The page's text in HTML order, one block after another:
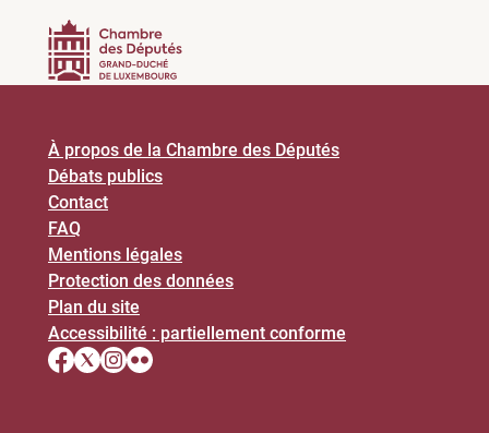
À propos de la Chambre des Députés
Débats publics
Contact
FAQ
Mentions légales
Protection des données
Plan du site
Accessibilité : partiellement conforme